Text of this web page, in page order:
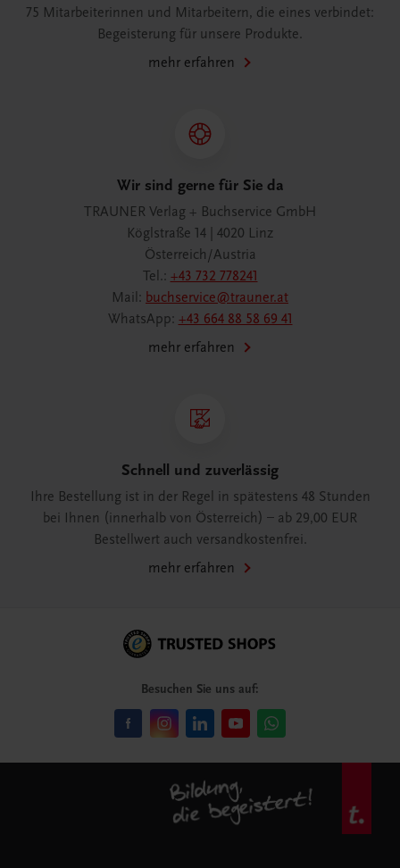
75 Mitarbeiterinnen und Mitarbeitern, die eines verbindet:
Begeisterung für unsere Produkte.
mehr erfahren
Wir sind gerne für Sie da
TRAUNER Verlag + Buchservice GmbH
Köglstraße 14 | 4020 Linz
Österreich/Austria
Tel.: +43 732 778241
Mail: buchservice@trauner.at
WhatsApp: +43 664 88 58 69 41
mehr erfahren
Schnell und zuverlässig
Ihre Bestellung ist in der Regel in spätestens 48 Stunden
bei Ihnen (innerhalb von Österreich) – ab 29,00 EUR
Bestellwert auch versandkostenfrei.
mehr erfahren
Besuchen Sie uns auf: